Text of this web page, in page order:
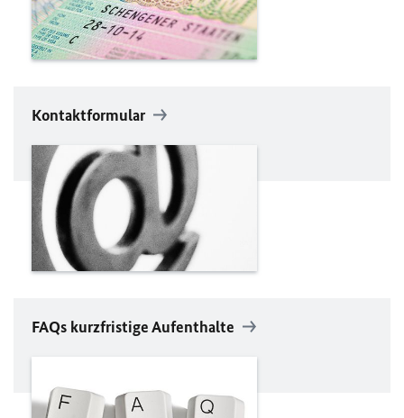
Kontaktformular
FAQs kurzfristige Aufenthalte